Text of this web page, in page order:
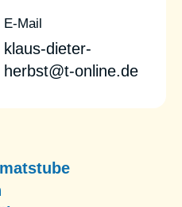
E-Mail
klaus-dieter-
herbst@t-online.de